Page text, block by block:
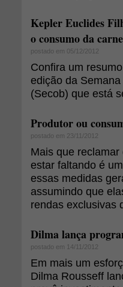
Kepler Euclides
o consumo da
postado em 05/12/2012
Confira um
edição da
(Secob) que está
Produtor ou
postado em 23/11/2012
Mais que
estar faltando é
essas medidas
assumindo que
rendas exclusivas
Dilma lança
postado em 14/11/2012
Em mais um
Dilma Rousseff